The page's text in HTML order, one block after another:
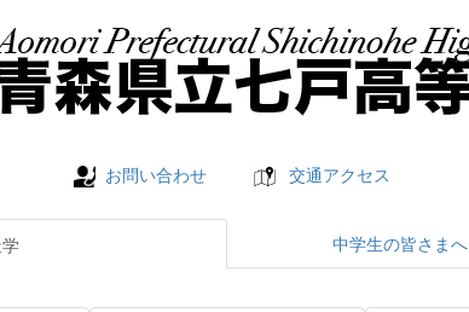
お問い合わせ 交通アクセス
中学生の皆さまへ